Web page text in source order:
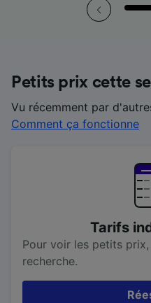
Petits prix cette
Vu récemment par
Comment ça fonctionne
Tarifs
Pour voir les petits
recherche.